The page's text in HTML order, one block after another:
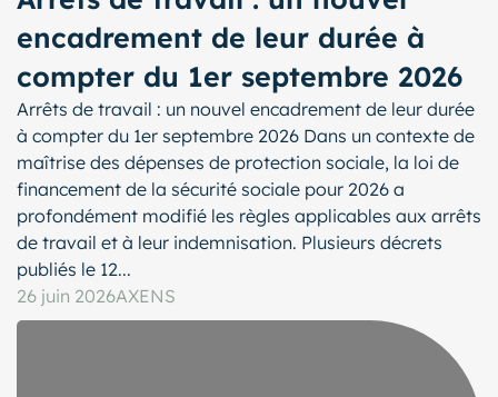
encadrement de leur durée à
compter du 1er septembre 2026
Arrêts de travail : un nouvel encadrement de leur durée
à compter du 1er septembre 2026 Dans un contexte de
maîtrise des dépenses de protection sociale, la loi de
financement de la sécurité sociale pour 2026 a
profondément modifié les règles applicables aux arrêts
de travail et à leur indemnisation. Plusieurs décrets
publiés le 12...
26 juin 2026AXENS